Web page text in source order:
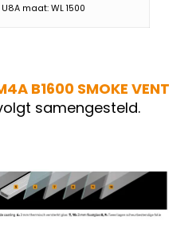
maat: WL 1500
B1600 SMOKE VENT
samengesteld.